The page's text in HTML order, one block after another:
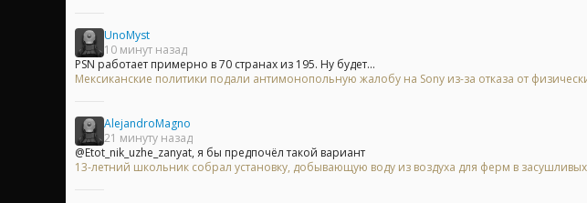
UnoMyst
10 минут назад
PSN работает примерно в 70 странах из 195. Ну будет...
Мексиканские политики подали антимонопольную жалобу на Sony из-за отказа от
AlejandroMagno
21 минуту назад
@Etot_nik_uzhe_zanyat, я бы предпочёл такой вариант
13-летний школьник собрал установку, добывающую воду из воздуха для ферм в